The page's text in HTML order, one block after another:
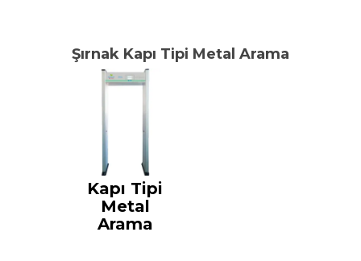
Şırnak Kapı Tipi Metal Arama
Kapı Tipi
Metal
Arama